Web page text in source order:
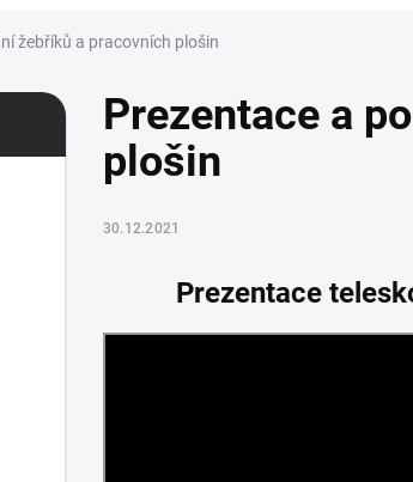
žebříků a pracovních plošin
Prezentace a
plošin
30.12.2021
Prezentace